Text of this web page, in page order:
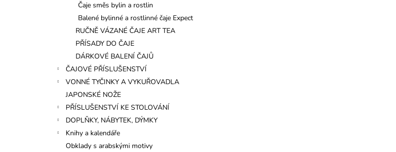
Čaje směs bylin a rostlin
Balené bylinné a rostlinné čaje Expect
RUČNĚ VÁZANÉ ČAJE ART TEA
PŘÍSADY DO ČAJE
DÁRKOVÉ BALENÍ ČAJŮ
ČAJOVÉ PŘÍSLUŠENSTVÍ
VONNÉ TYČINKY A VYKUŘOVADLA
JAPONSKÉ NOŽE
PŘÍSLUŠENSTVÍ KE STOLOVÁNÍ
DOPLŇKY, NÁBYTEK, DÝMKY
Knihy a kalendáře
Obklady s arabskými motivy